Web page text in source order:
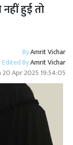
हुई तो
ByAmrit Vichar
Edited ByAmrit Vichar
20 Apr 2025 19:54:05